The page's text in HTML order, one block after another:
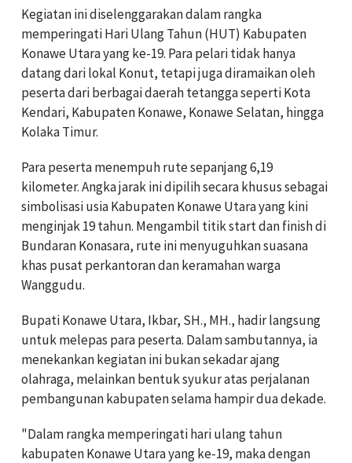
Kegiatan ini diselenggarakan dalam rangka
memperingati Hari Ulang Tahun (HUT) Kabupaten
Konawe Utara yang ke-19. Para pelari tidak hanya
datang dari lokal Konut, tetapi juga diramaikan oleh
peserta dari berbagai daerah tetangga seperti Kota
Kendari, Kabupaten Konawe, Konawe Selatan, hingga
Kolaka Timur.
Para peserta menempuh rute sepanjang 6,19
kilometer. Angka jarak ini dipilih secara khusus sebagai
simbolisasi usia Kabupaten Konawe Utara yang kini
menginjak 19 tahun. Mengambil titik start dan finish di
Bundaran Konasara, rute ini menyuguhkan suasana
khas pusat perkantoran dan keramahan warga
Wanggudu.
Bupati Konawe Utara, Ikbar, SH., MH., hadir langsung
untuk melepas para peserta. Dalam sambutannya, ia
menekankan kegiatan ini bukan sekadar ajang
olahraga, melainkan bentuk syukur atas perjalanan
pembangunan kabupaten selama hampir dua dekade.
"Dalam rangka memperingati hari ulang tahun
kabupaten Konawe Utara yang ke-19, maka dengan